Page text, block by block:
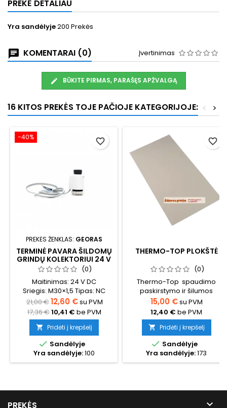
PREKĖ DETALIAU
Yra sandėlyje200 Prekės
KOMENTARAI (0) Įvertinimas
BŪKITE PIRMAS, PARAŠĘS APŽVALGĄ
16 KITOS PREKĖS TOJE PAČIOJE KATEGORIJOJE: >
<
−40%
PREKĖS ŽENKLAS: GEORAS
TERMINĖ PAVARA ŠILDOMŲ
GRINDŲ KOLEKTORIUI 24 V
DC
(0)
Maitinimas: 24 V DC
Sriegis: M30×1,5 Tipas: NC
(normaliai uždara) Apsaugos
klasė: IP54 Paskirtis: šildomų
grindų kolektoriaus kontūrų
vožtuvų valdymas
Valdymas: termostatu arba
zoniniu valdymo moduliu
21,00 €12,60 €su PVM
17,36 €10,41 € be PVM
 Pridėti į krepšelį
 Sandėlyje
Yra sandėlyje:100
favorite_border
THERMO-TOP PLOKŠTĖ
(0)
Thermo-Top spaudimo
paskirstymo ir šilumos
išsklaidymo plokštė greitas ir
tolygus šilumos paskirstymas
sumažina įtempimus nuo
žemės probleminiais
pagrindais labai mažos
emisijos EC1-PLUS
Matmenys 1000x600x2mm
15,00 €su PVM
12,40 € be PVM
 Pridėti į krepšelį
 Sandėlyje
Yra sandėlyje:173
favorite_border
PREKĖS 